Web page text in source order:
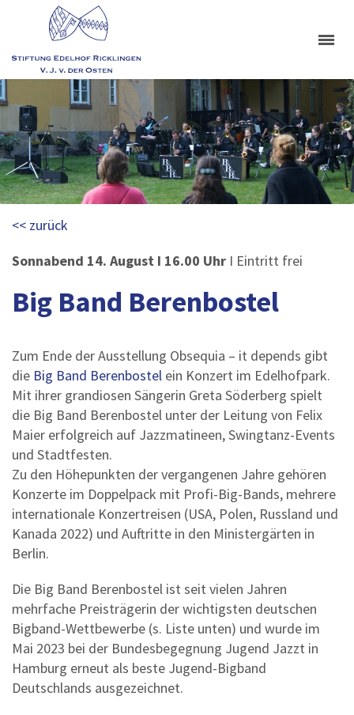
<< zurück
Sonnabend 14. August I 16.00 Uhr I Eintritt frei
Big Band Berenbostel
Zum Ende der Ausstellung Obsequia – it depends gibt
die Big Band Berenbostel ein Konzert im Edelhofpark.
Mit ihrer grandiosen Sängerin Greta Söderberg spielt
die Big Band Berenbostel unter der Leitung von Felix
Maier erfolgreich auf Jazzmatineen, Swingtanz-Events
und Stadtfesten.
Zu den Höhepunkten der vergangenen Jahre gehören
Konzerte im Doppelpack mit Profi-Big-Bands, mehrere
internationale Konzertreisen (USA, Polen, Russland und
Kanada 2022) und Auftritte in den Ministergärten in
Berlin.
Die Big Band Berenbostel ist seit vielen Jahren
mehrfache Preisträgerin der wichtigsten deutschen
Bigband-Wettbewerbe (s. Liste unten) und wurde im
Mai 2023 bei der Bundesbegegnung Jugend Jazzt in
Hamburg erneut als beste Jugend-Bigband
Deutschlands ausgezeichnet.